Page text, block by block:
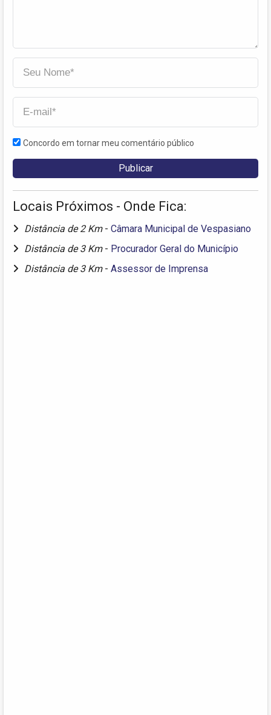
Concordo em tornar meu comentário público
Locais Próximos - Onde Fica:
Distância de 2 Km - Câmara Municipal de Vespasiano
Distância de 3 Km - Procurador Geral do Município
Distância de 3 Km - Assessor de Imprensa